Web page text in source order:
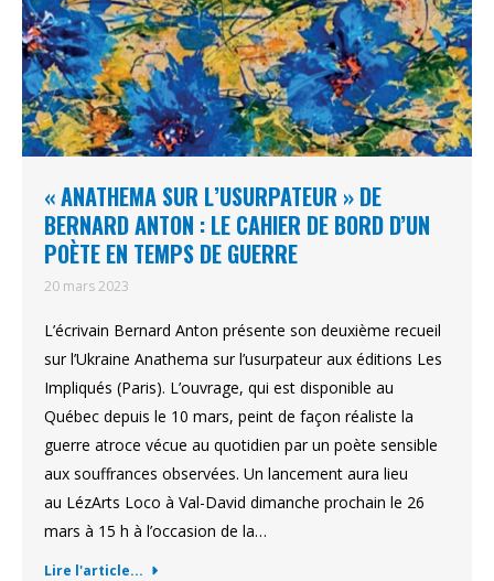
« ANATHEMA SUR L’USURPATEUR » DE
BERNARD ANTON : LE CAHIER DE BORD D’UN
POÈTE EN TEMPS DE GUERRE
20 mars 2023
L’écrivain Bernard Anton présente son deuxième recueil
sur l’Ukraine Anathema sur l’usurpateur aux éditions Les
Impliqués (Paris). L’ouvrage, qui est disponible au
Québec depuis le 10 mars, peint de façon réaliste la
guerre atroce vécue au quotidien par un poète sensible
aux souffrances observées. Un lancement aura lieu
au LézArts Loco à Val-David dimanche prochain le 26
mars à 15 h à l’occasion de la…
Lire l'article...